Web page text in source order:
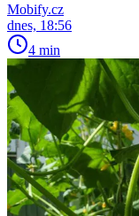
Mobify.cz
dnes, 18:56
4 min